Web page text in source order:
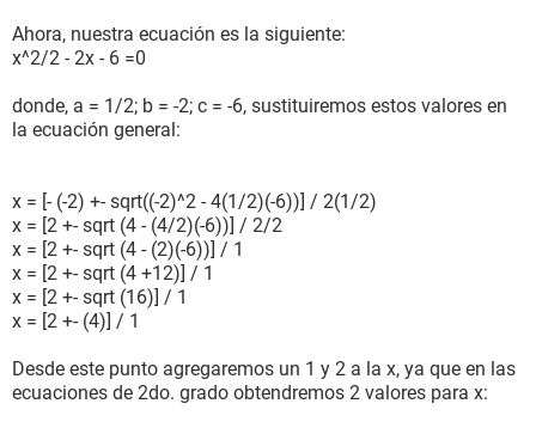
Ahora, nuestra ecuación es la siguiente:
x^2/2 - 2x - 6 =0
donde, a = 1/2; b = -2; c = -6, sustituiremos estos valores en
la ecuación general:
x = [- (-2) +- sqrt((-2)^2 - 4(1/2)(-6))] / 2(1/2)
x = [2 +- sqrt (4 - (4/2)(-6))] / 2/2
x = [2 +- sqrt (4 - (2)(-6))] / 1
x = [2 +- sqrt (4 +12)] / 1
x = [2 +- sqrt (16)] / 1
x = [2 +- (4)] / 1
Desde este punto agregaremos un 1 y 2 a la x, ya que en las
ecuaciones de 2do. grado obtendremos 2 valores para x: